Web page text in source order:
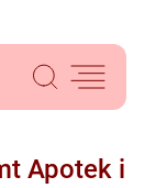
Apotek i